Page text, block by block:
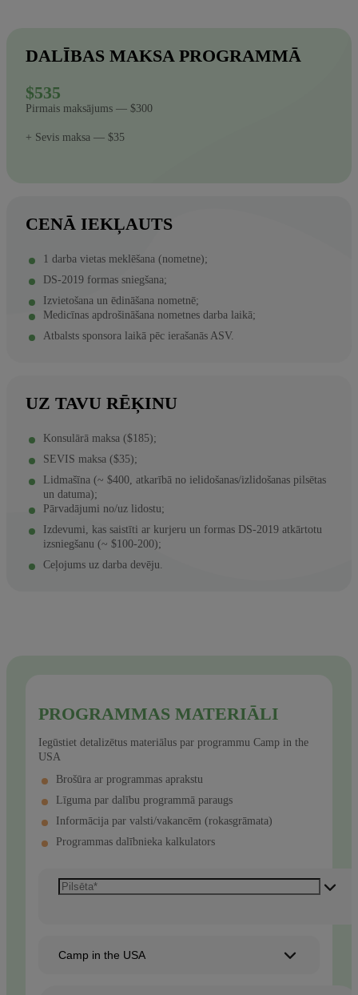
DALĪBAS MAKSA PROGRAMMĀ
$535
Pirmais maksājums — $300
+ Sevis maksa — $35
CENĀ IEKĻAUTS
1 darba vietas meklēšana (nometne);
DS-2019 formas sniegšana;
Izvietošana un ēdināšana nometnē;
Medicīnas apdrošināšana nometnes darba laikā;
Atbalsts sponsora laikā pēc ierašanās ASV.
UZ TAVU RĒĶINU
Konsulārā maksa ($185);
SEVIS maksa ($35);
Lidmašīna (~ $400, atkarībā no ielidošanas/izlidošanas pilsētas
un datuma);
Pārvadājumi no/uz lidostu;
Izdevumi, kas saistīti ar kurjeru un formas DS-2019 atkārtotu
izsniegšanu (~ $100-200);
Ceļojums uz darba devēju.
PROGRAMMAS MATERIĀLI
Iegūstiet detalizētus materiālus par programmu Camp in the
USA
Brošūra ar programmas aprakstu
Līguma par dalību programmā paraugs
Informācija par valsti/vakancēm (rokasgrāmata)
Programmas dalībnieka kalkulators
Camp in the USA